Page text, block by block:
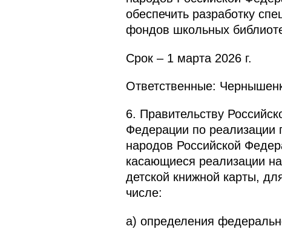
обеспечить разработку
фондов школьных
Срок – 1 марта 2026 г.
Ответственные:
6. Правительству
Федерации по реализации
народов Российской
касающиеся реализации
детской книжной карты,
числе:
а) определения